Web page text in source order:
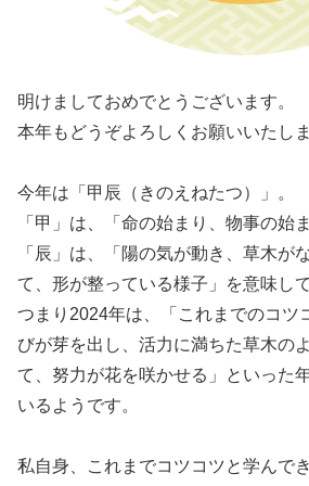
明けましておめでとうございます。
本年もどうぞよろしくお願いいたしま
今年は「甲辰（きのえねたつ）」。
「甲」は、「命の始まり、物事の始
「辰」は、「陽の気が動き、草木が
て、形が整っている様子」を意味し
つまり2024年は、「これまでのコツ
びが芽を出し、活力に満ちた草木の
て、努力が花を咲かせる」といった
いるようです。
私自身、これまでコツコツと学んで